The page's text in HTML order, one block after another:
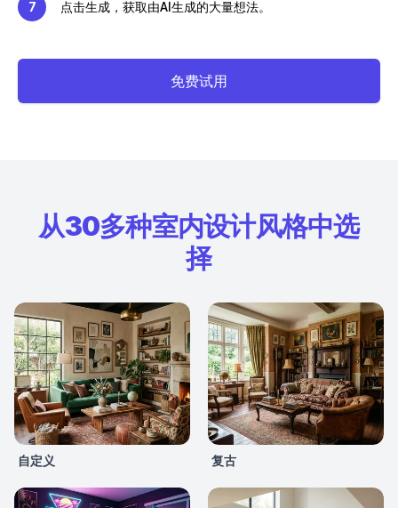
7 点击生成，获取由AI生成的大量想法。
免费试用
从30多种室内设计风格中选
择
自定义 复古